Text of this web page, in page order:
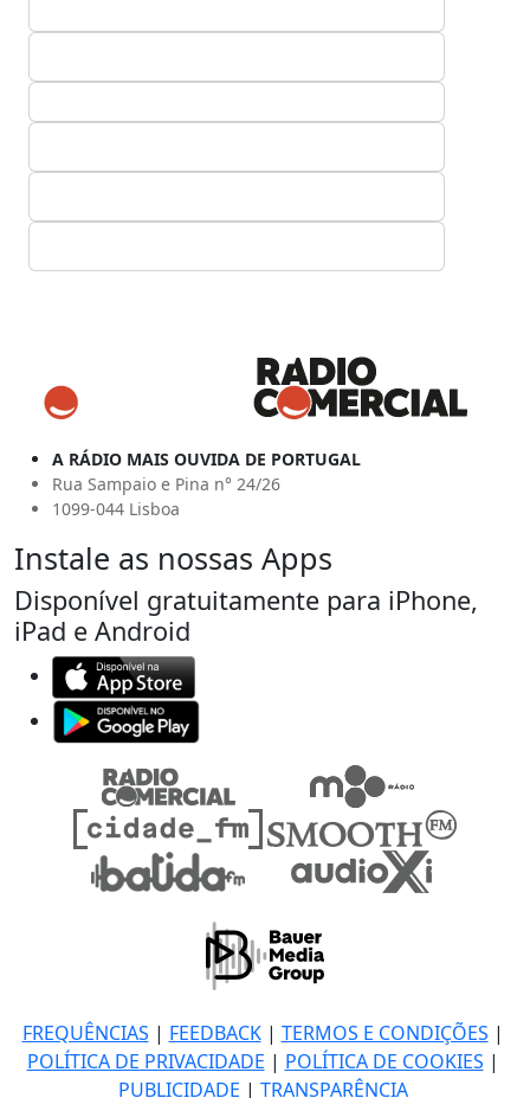
A RÁDIO MAIS OUVIDA DE PORTUGAL
Rua Sampaio e Pina n° 24/26
1099-044 Lisboa
Instale as nossas Apps
Disponível gratuitamente para iPhone,
iPad e Android
FREQUÊNCIAS | FEEDBACK| TERMOS E CONDIÇÕES |
POLÍTICA DE PRIVACIDADE | POLÍTICA DE COOKIES |
PUBLICIDADE | TRANSPARÊNCIA